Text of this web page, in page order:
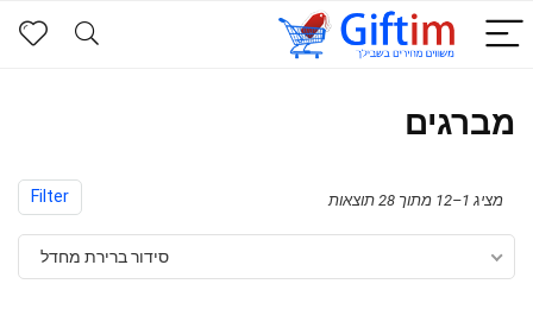
מברגים
Filter מציג 1–12 מתוך 28 תוצאות
סידור ברירת מחדל